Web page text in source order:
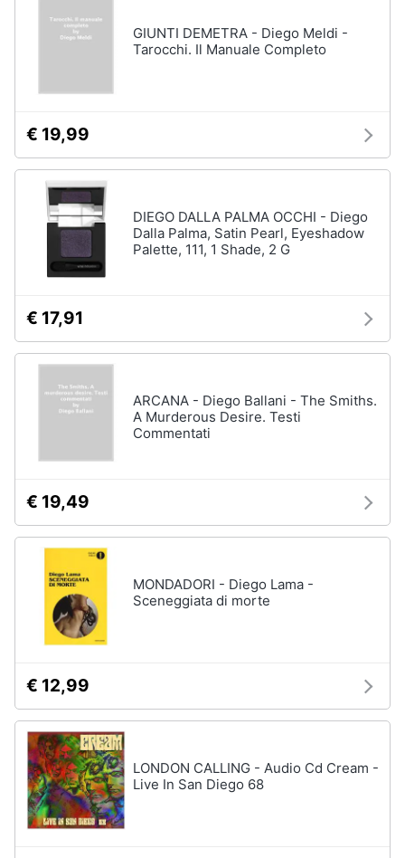
GIUNTI DEMETRA - Diego Meldi -
Tarocchi. Il Manuale Completo
€ 19,99
DIEGO DALLA PALMA OCCHI - Diego
Dalla Palma, Satin Pearl, Eyeshadow
Palette, 111, 1 Shade, 2 G
€ 17,91
ARCANA - Diego Ballani - The Smiths.
A Murderous Desire. Testi
Commentati
€ 19,49
MONDADORI - Diego Lama -
Sceneggiata di morte
€ 12,99
LONDON CALLING - Audio Cd Cream -
Live In San Diego 68